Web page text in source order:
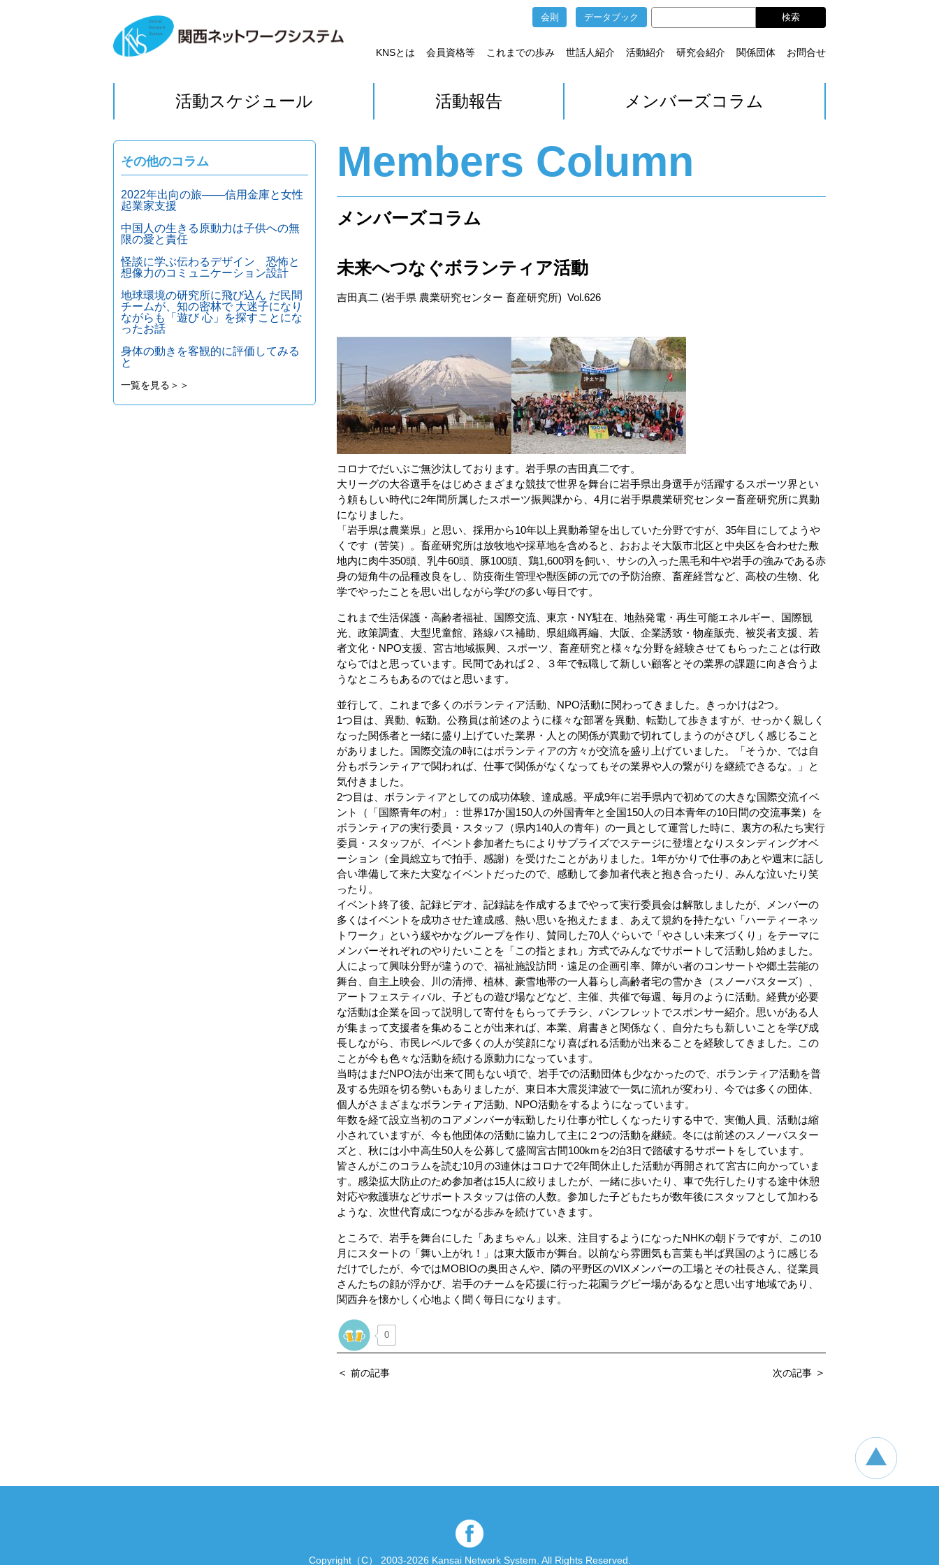
会則 データブック
KNSとは 会員資格等 これまでの歩み 世話人紹介 活動紹介 研究会紹介 関係団体 お問合せ
活動スケジュール 活動報告 メンバーズコラム
Members Column
メンバーズコラム
未来へつなぐボランティア活動
吉田真二 (岩手県 農業研究センター 畜産研究所) Vol.626
コロナでだいぶご無沙汰しております。岩手県の吉田真二です。
大リーグの大谷選手をはじめさまざまな競技で世界を舞台に岩手県出身選手が活躍するスポーツ界とい
う頼もしい時代に2年間所属したスポーツ振興課から、4月に岩手県農業研究センター畜産研究所に異動
になりました。
「岩手県は農業県」と思い、採用から10年以上異動希望を出していた分野ですが、35年目にしてようや
くです（苦笑）。畜産研究所は放牧地や採草地を含めると、おおよそ大阪市北区と中央区を合わせた敷
地内に肉牛350頭、乳牛60頭、豚100頭、鶏1,600羽を飼い、サシの入った黒毛和牛や岩手の強みである赤
身の短角牛の品種改良をし、防疫衛生管理や獣医師の元での予防治療、畜産経営など、高校の生物、化
学でやったことを思い出しながら学びの多い毎日です。
これまで生活保護・高齢者福祉、国際交流、東京・NY駐在、地熱発電・再生可能エネルギー、国際観
光、政策調査、大型児童館、路線バス補助、県組織再編、大阪、企業誘致・物産販売、被災者支援、若
者文化・NPO支援、宮古地域振興、スポーツ、畜産研究と様々な分野を経験させてもらったことは行政
ならではと思っています。民間であれば２、３年で転職して新しい顧客とその業界の課題に向き合うよ
うなところもあるのではと思います。
並行して、これまで多くのボランティア活動、NPO活動に関わってきました。きっかけは2つ。
1つ目は、異動、転勤。公務員は前述のように様々な部署を異動、転勤して歩きますが、せっかく親しく
なった関係者と一緒に盛り上げていた業界・人との関係が異動で切れてしまうのがさびしく感じること
がありました。国際交流の時にはボランティアの方々が交流を盛り上げていました。「そうか、では自
分もボランティアで関われば、仕事で関係がなくなってもその業界や人の繋がりを継続できるな。」と
気付きました。
2つ目は、ボランティアとしての成功体験、達成感。平成9年に岩手県内で初めての大きな国際交流イベ
ント（「国際青年の村」：世界17か国150人の外国青年と全国150人の日本青年の10日間の交流事業）を
ボランティアの実行委員・スタッフ（県内140人の青年）の一員として運営した時に、裏方の私たち実行
委員・スタッフが、イベント参加者たちによりサプライズでステージに登壇となりスタンディングオベ
ーション（全員総立ちで拍手、感謝）を受けたことがありました。1年がかりで仕事のあとや週末に話し
合い準備して来た大変なイベントだったので、感動して参加者代表と抱き合ったり、みんな泣いたり笑
ったり。
イベント終了後、記録ビデオ、記録誌を作成するまでやって実行委員会は解散しましたが、メンバーの
多くはイベントを成功させた達成感、熱い思いを抱えたまま、あえて規約を持たない「ハーティーネッ
トワーク」という緩やかなグループを作り、賛同した70人ぐらいで「やさしい未来づくり」をテーマに
メンバーそれぞれのやりたいことを「この指とまれ」方式でみんなでサポートして活動し始めました。
人によって興味分野が違うので、福祉施設訪問・遠足の企画引率、障がい者のコンサートや郷土芸能の
舞台、自主上映会、川の清掃、植林、豪雪地帯の一人暮らし高齢者宅の雪かき（スノーバスターズ）、
アートフェスティバル、子どもの遊び場などなど、主催、共催で毎週、毎月のように活動。経費が必要
な活動は企業を回って説明して寄付をもらってチラシ、パンフレットでスポンサー紹介。思いがある人
が集まって支援者を集めることが出来れば、本業、肩書きと関係なく、自分たちも新しいことを学び成
長しながら、市民レベルで多くの人が笑顔になり喜ばれる活動が出来ることを経験してきました。この
ことが今も色々な活動を続ける原動力になっています。
当時はまだNPO法が出来て間もない頃で、岩手での活動団体も少なかったので、ボランティア活動を普
及する先頭を切る勢いもありましたが、東日本大震災津波で一気に流れが変わり、今では多くの団体、
個人がさまざまなボランティア活動、NPO活動をするようになっています。
年数を経て設立当初のコアメンバーが転勤したり仕事が忙しくなったりする中で、実働人員、活動は縮
小されていますが、今も他団体の活動に協力して主に２つの活動を継続。冬には前述のスノーバスター
ズと、秋には小中高生50人を公募して盛岡宮古間100kmを2泊3日で踏破するサポートをしています。
皆さんがこのコラムを読む10月の3連休はコロナで2年間休止した活動が再開されて宮古に向かっていま
す。感染拡大防止のため参加者は15人に絞りましたが、一緒に歩いたり、車で先行したりする途中休憩
対応や救護班などサポートスタッフは倍の人数。参加した子どもたちが数年後にスタッフとして加わる
ような、次世代育成につながる歩みを続けていきます。
ところで、岩手を舞台にした「あまちゃん」以来、注目するようになったNHKの朝ドラですが、この10
月にスタートの「舞い上がれ！」は東大阪市が舞台。以前なら雰囲気も言葉も半ば異国のように感じる
だけでしたが、今ではMOBIOの奥田さんや、隣の平野区のVIXメンバーの工場とその社長さん、従業員
さんたちの顔が浮かび、岩手のチームを応援に行った花園ラグビー場があるなと思い出す地域であり、
関西弁を懐かしく心地よく聞く毎日になります。
0
＜ 前の記事 次の記事 ＞
その他のコラム
2022年出向の旅───信用金庫と女性
起業家支援
中国人の生きる原動力は子供への無
限の愛と責任
怪談に学ぶ伝わるデザイン 恐怖と
想像力のコミュニケーション設計
地球環境の研究所に飛び込ん だ民間
チームが、知の密林で 大迷子になり
ながらも「遊び 心」を探すことにな
ったお話
身体の動きを客観的に評価してみる
と
一覧を見る＞＞
Copyright（C） 2003-2026 Kansai Network System. All Rights Reserved.